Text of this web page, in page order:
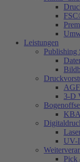
Leistungen
Publishing
3-D
UV-
Pick